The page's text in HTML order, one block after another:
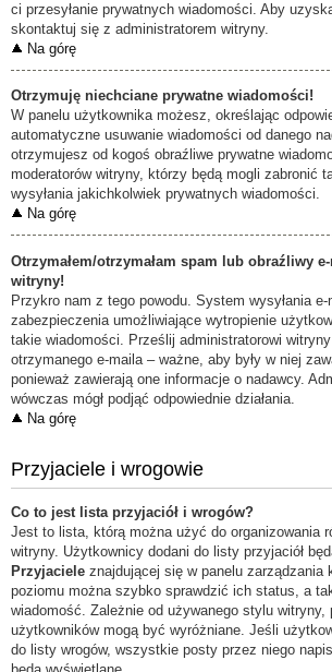
ci przesyłanie prywatnych wiadomości. Aby
skontaktuj się z administratorem witryny.
Na górę
Otrzymuję niechciane prywatne wiadomości!
W panelu użytkownika możesz, określając
automatyczne usuwanie wiadomości od danego
otrzymujesz od kogoś obraźliwe prywatne
moderatorów witryny, którzy będą mogli zabronić
wysyłania jakichkolwiek prywatnych wiadomości.
Na górę
Otrzymałem/otrzymałam spam lub obraźliwy
witryny!
Przykro nam z tego powodu. System wysyłania
zabezpieczenia umożliwiające wytropienie
takie wiadomości. Prześlij administratorowi witryny
otrzymanego e-maila – ważne, aby były w niej
ponieważ zawierają one informacje o nadawcy.
wówczas mógł podjąć odpowiednie działania.
Na górę
Przyjaciele i wrogowie
Co to jest lista przyjaciół i wrogów?
Jest to lista, którą można użyć do organizowania
witryny. Użytkownicy dodani do listy przyjaciół
Przyjaciele znajdującej się w panelu zarządzania
poziomu można szybko sprawdzić ich status, a
wiadomość. Zależnie od używanego stylu witryny,
użytkowników mogą być wyróżniane. Jeśli
do listy wrogów, wszystkie posty przez niego